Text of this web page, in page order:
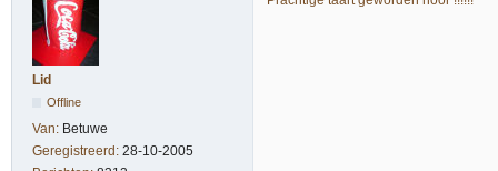
Lid
Offline
Van: Betuwe
Geregistreerd: 28-10-2005